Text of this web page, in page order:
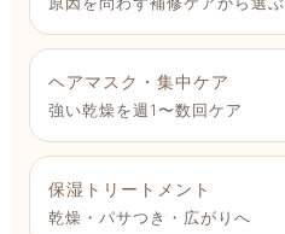
ヘアマスク・集中ケア
強い乾燥を週1〜数回ケア
保湿トリートメント
乾燥・パサつき・広がりへ